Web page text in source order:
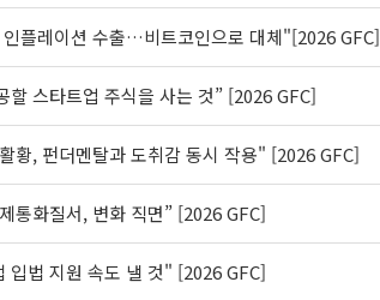
플레이션 수출…비트코인으로 대체"[2026 GFC]
할 스타트업 주식을 사는 것” [2026 GFC]
황, 펀더멘탈과 도취감 동시 작용" [2026 GFC]
통화질서, 변화 직면” [2026 GFC]
입법 지원 속도 낼 것" [2026 GFC]